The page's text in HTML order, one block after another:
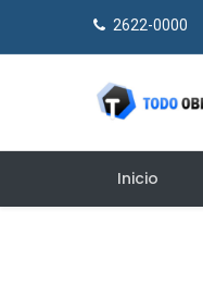
2622-0000​
Inicio